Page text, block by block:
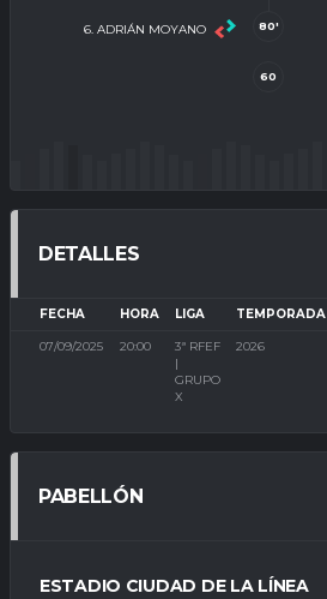
6. ADRIÁN MOYANO 80'
60
DETALLES
FECHA HORA LIGA TEMPORADA
07/09/2025 20:00
3ª RFEF
|
GRUPO
X
2026
PABELLÓN
ESTADIO CIUDAD DE LA LÍNEA